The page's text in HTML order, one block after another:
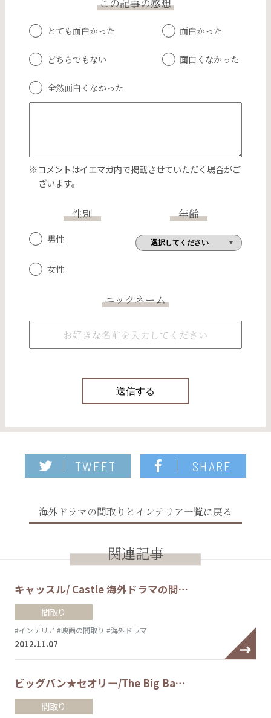
この記事の感想
とても面白かった 面白かった
どちらでもない 面白くなかった
全然面白くなかった
※コメントはイエマガ内で掲載させていただく場合がご
ざいます。
性別
男性
女性
年齢
ニックネーム
TWEET SHARE
海外ドラマの間取りとインテリア一覧に戻る
関連記事
キャッスル/ Castle 海外ドラマの間…
間取り
#インテリア #映画の間取り #海外ドラマ
2012.11.07
ビッグバン★セオリー/The Big Ba…
間取り